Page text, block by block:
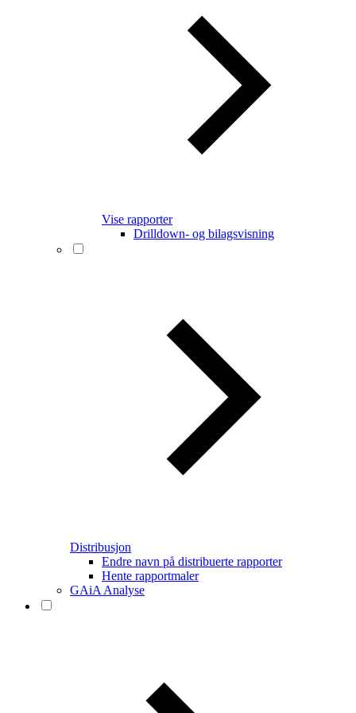
Vise rapporter
Drilldown- og bilagsvisning
Distribusjon
Endre navn på distribuerte rapporter
Hente rapportmaler
GAiA Analyse